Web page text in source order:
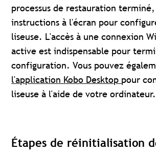
processus de restauration
instructions à l'écran pour
liseuse. L'accès à une connexion
active est indispensable pour
configuration. Vous pouvez
l'application Kobo Desktop pour
liseuse à l'aide de votre ordinateur.
Étapes de réinitialisation